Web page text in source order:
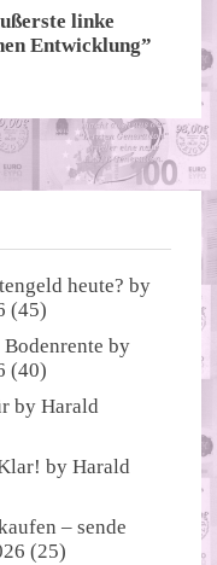
linke
Entwicklung”
heute? by
(45)
by
(40)
byHarald
byHarald
– sende
(25)